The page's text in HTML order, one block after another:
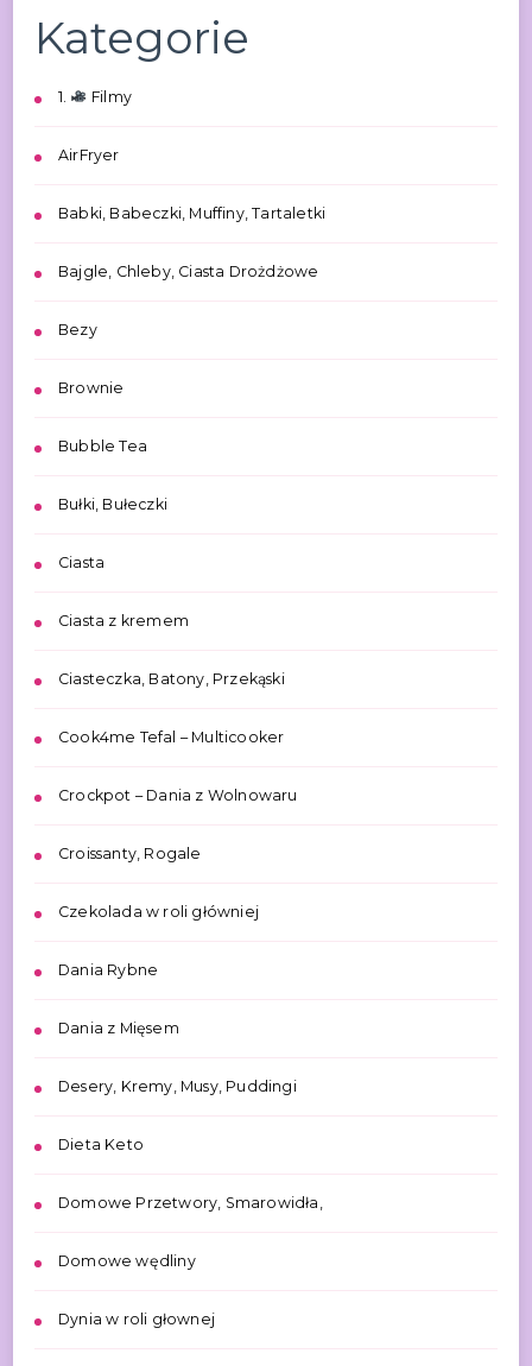
Kategorie
1. Filmy
AirFryer
Babki, Babeczki, Muffiny, Tartaletki
Bajgle, Chleby, Ciasta Drożdżowe
Bezy
Brownie
Bubble Tea
Bułki, Bułeczki
Ciasta
Ciasta z kremem
Ciasteczka, Batony, Przekąski
Cook4me Tefal – Multicooker
Crockpot – Dania z Wolnowaru
Croissanty, Rogale
Czekolada w roli główniej
Dania Rybne
Dania z Mięsem
Desery, Kremy, Musy, Puddingi
Dieta Keto
Domowe Przetwory, Smarowidła,
Domowe wędliny
Dynia w roli głownej